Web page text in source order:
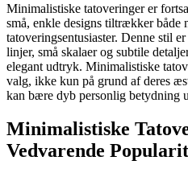
Minimalistiske tatoveringer er
små, enkle designs tiltrækker både
tatoveringsentusiaster. Denne stil
linjer, små skalaer og subtile
elegant udtryk. Minimalistiske
valg, ikke kun på grund af deres
kan bære dyb personlig betydning
Minimalistiske
Vedvarende